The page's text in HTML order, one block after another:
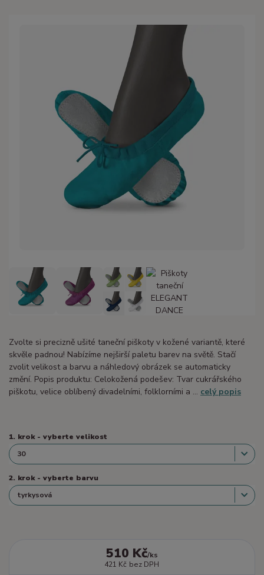
Zvolte si precizně ušité taneční piškoty v kožené variantě, které
skvěle padnou! Nabízíme nejširší paletu barev na světě. Stačí
zvolit velikost a barvu a náhledový obrázek se automaticky
změní. Popis produktu: Celokožená podešev: Tvar cukrářského
piškotu, velice oblíbený divadelními, folklorními a ... celý popis
1. krok - vyberte velikost
2. krok - vyberte barvu
510 Kč/ks
421 Kč bez DPH